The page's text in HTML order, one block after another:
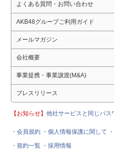
よくある質問・お問い合わせ
AKB48グループご利用ガイド
メールマガジン
会社概要
事業提携・事業譲渡(M&A)
プレスリリース
【お知らせ】他社サービスと同じパス
・会員規約 ・個人情報保護に関して
・規約一覧 ・採用情報